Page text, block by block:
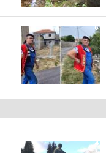
0
4